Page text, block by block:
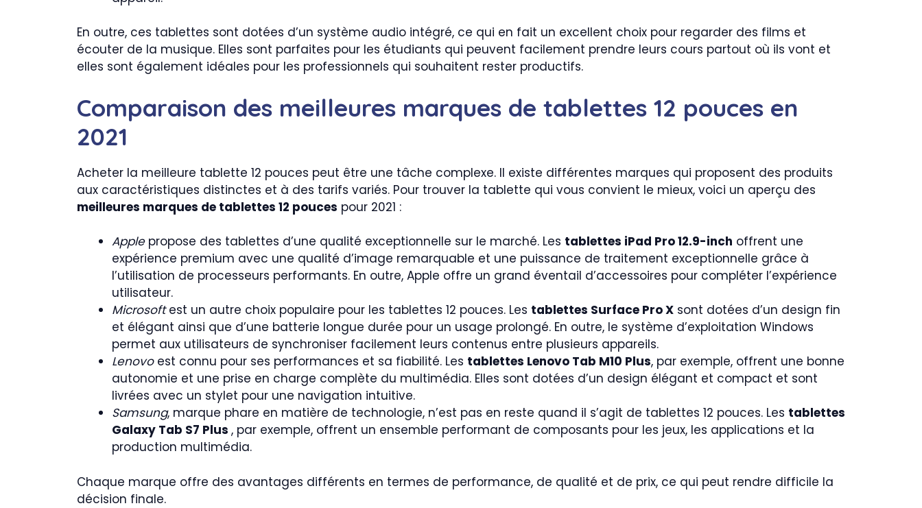
En outre, ces tablettes sont dotées d’un système audio intégré, ce qui en fait un excellent choix pour regarder des films et
écouter de la musique. Elles sont parfaites pour les étudiants qui peuvent facilement prendre leurs cours partout où ils vont et
elles sont également idéales pour les professionnels qui souhaitent rester productifs.
Comparaison des meilleures marques de tablettes 12 pouces en
2021
Acheter la meilleure tablette 12 pouces peut être une tâche complexe. Il existe différentes marques qui proposent des produits
aux caractéristiques distinctes et à des tarifs variés. Pour trouver la tablette qui vous convient le mieux, voici un aperçu des
meilleures marques de tablettes 12 pouces pour 2021 :
Applepropose des tablettes d’une qualité exceptionnelle sur le marché. Les tablettes iPad Pro 12.9-inch offrent une
expérience premium avec une qualité d’image remarquable et une puissance de traitement exceptionnelle grâce à
l’utilisation de processeurs performants. En outre, Apple offre un grand éventail d’accessoires pour compléter l’expérience
utilisateur.
Microsoftest un autre choix populaire pour les tablettes 12 pouces. Les tablettes Surface Pro X sont dotées d’un design fin
et élégant ainsi que d’une batterie longue durée pour un usage prolongé. En outre, le système d’exploitation Windows
permet aux utilisateurs de synchroniser facilement leurs contenus entre plusieurs appareils.
Lenovoest connu pour ses performances et sa fiabilité. Les tablettes Lenovo Tab M10 Plus, par exemple, offrent une bonne
autonomie et une prise en charge complète du multimédia. Elles sont dotées d’un design élégant et compact et sont
livrées avec un stylet pour une navigation intuitive.
Samsung, marque phare en matière de technologie, n’est pas en reste quand il s’agit de tablettes 12 pouces. Les tablettes
Galaxy Tab S7 Plus , par exemple, offrent un ensemble performant de composants pour les jeux, les applications et la
production multimédia.
Chaque marque offre des avantages différents en termes de performance, de qualité et de prix, ce qui peut rendre difficile la
décision finale.